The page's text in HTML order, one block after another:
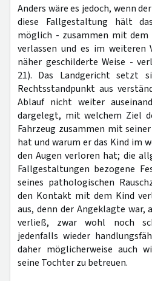
Anders wäre es jedoch, wenn
diese Fallgestaltung hält
möglich - zusammen mit dem
verlassen und es im weiteren
näher geschilderte Weise -
21). Das Landgericht setzt
Rechtsstandpunkt aus
Ablauf nicht weiter
dargelegt, mit welchem Ziel
Fahrzeug zusammen mit
hat und warum er das Kind im
den Augen verloren hat; die
Fallgestaltungen bezogene
seines pathologischen
den Kontakt mit dem Kind
aus, denn der Angeklagte war,
verließ, zwar wohl noch
jedenfalls wieder
daher möglicherweise auch
seine Tochter zu betreuen.